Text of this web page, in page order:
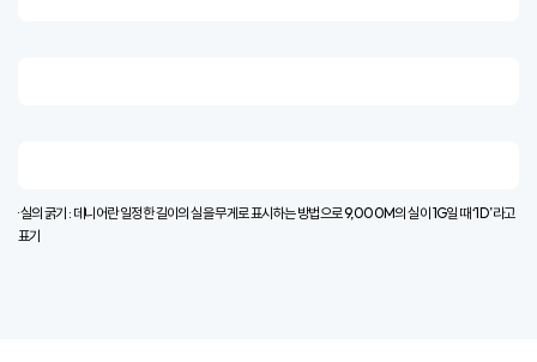
· 실의 굵기 : 데니어란 일정한 길이의 실을 무게로 표시하는 방법으로 9,000M의 실이 1G일 때 ‘1D’라고
표기​